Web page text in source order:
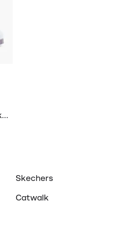
CARINA STREET Sneakersy
Skechers
Catwalk